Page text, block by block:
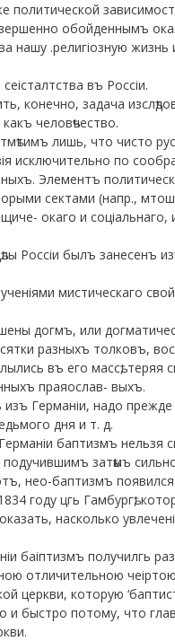
обойденнымъ
.религіозную жизнь
въ Россіи.
конечно, задача
человѣчество.
лишь, что чисто
исключительно по
Элементъ
сектами (напр.,
окаго и
Россіи былъ занесенъ
мистическаго
догмъ, или
разныхъ толковъ,
въ его массѣ, теряя
праяослав- выхъ.
Германіи, надо прежде
дня и т. д.
Германіи баптизмъ
затѣмъ
нео-баптизмъ появился
году цгь Гамбургѣ,
насколько
баіптизмъ получилгь
отличительною
церкви, которую
и быстро потому, что